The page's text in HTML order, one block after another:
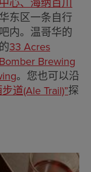
心、海纳百川
东区一条自行
内。温哥华的
33 Acres
Bomber Brewing
。您也可以沿
道(Ale Trail)”探